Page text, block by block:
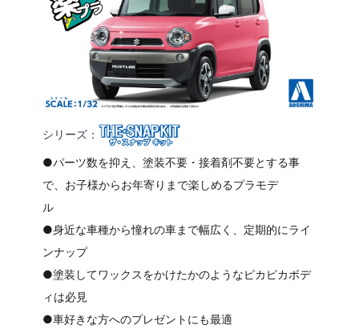
シリーズ：
●パーツ数を抑え、塗装不要・接着剤不要とする事
で、お子様からお年寄りまで楽しめるプラモデ
●身近な車種から憧れの車まで幅広く、定期的にライ
ンナップ
●塗装してワックスをかけたかのようなピカピカボデ
ィは必見
●車好きな方へのプレゼントにも最適